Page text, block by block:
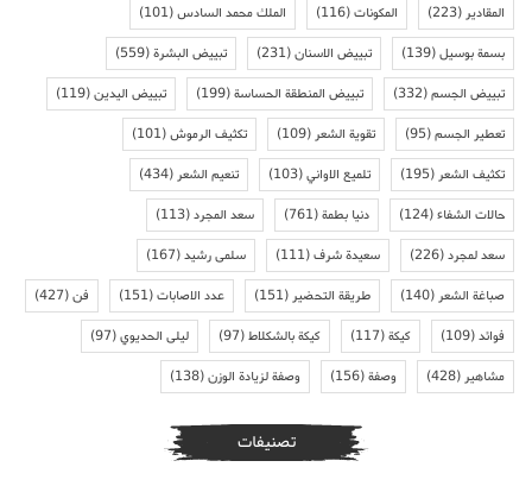
المقادير(223) المكونات(116) الملك محمد السادس(101)
بسمة بوسيل(139) تبييض الاسنان(231) تبييض البشرة(559)
تبييض الجسم(332) تبييض المنطقة الحساسة(199) تبييض اليدين(119)
تعطير الجسم(95) تقوية الشعر(109) تكثيف الرموش(101)
تكثيف الشعر(195) تلميع الاواني(103) تنعيم الشعر(434)
حالات الشفاء(124) دنيا بطمة(761) سعد المجرد(113)
سعد لمجرد(226) سعيدة شرف(111) سلمى رشيد(167)
صباغة الشعر(140) طريقة التحضير(151) عدد الاصابات(151) فن(427)
فوائد(109) كيكة(117) كيكة بالشكلاط(97) ليلى الحديوي(97)
مشاهير(428) وصفة(156) وصفة لزيادة الوزن(138)
تصنيفات